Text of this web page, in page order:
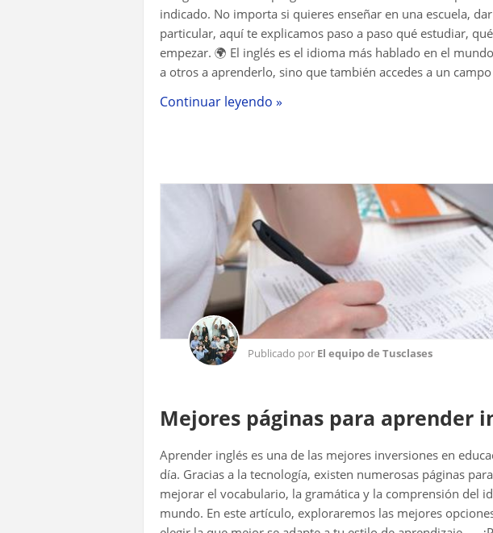
indicado. No importa si quieres enseñar en una escuela,
particular, aquí te explicamos paso a paso qué estudiar,
empezar. 🌍 El inglés es el idioma más hablado en el
a otros a aprenderlo, sino que también accedes a un
Continuar leyendo »
Publicado por El equipo de Tusclases
Mejores páginas para aprender
Aprender inglés es una de las mejores inversiones en
día. Gracias a la tecnología, existen numerosas páginas
mejorar el vocabulario, la gramática y la comprensión del
mundo. En este artículo, exploraremos las mejores